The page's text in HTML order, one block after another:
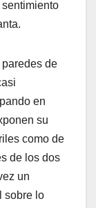
de
en
su
como de
de los dos
un
sobre lo